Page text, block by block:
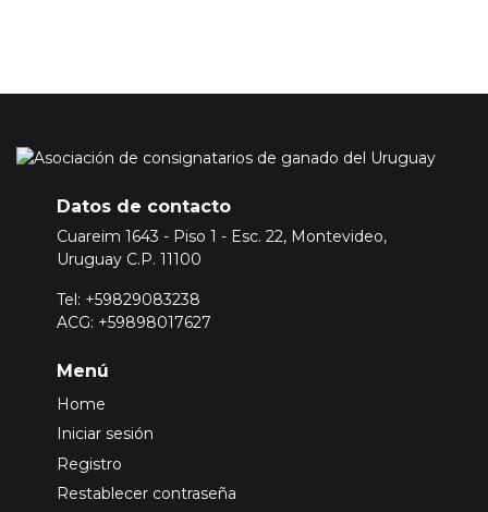
Datos de contacto
Cuareim 1643 - Piso 1 - Esc. 22, Montevideo,
Uruguay C.P. 11100
Tel: +59829083238
ACG: +59898017627
Menú
Home
Iniciar sesión
Registro
Restablecer contraseña